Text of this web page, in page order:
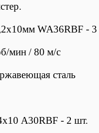
WA36RBF -
мин / 80 м/с
сталь
A30RBF - 2 шт.